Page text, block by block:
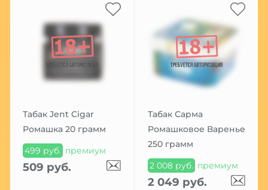
Табак Jent Cigar
Ромашка 20 грамм
499 руб. премиум
509 руб.
Табак Сарма
Ромашковое Варенье
250 грамм
2 008 руб. премиум
2 049 руб.